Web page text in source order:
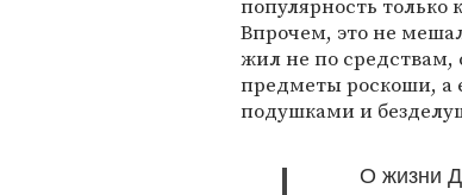
популярность
Впрочем, это не
жил не по средствам,
предметы роскоши, а
подушками и
О жизни